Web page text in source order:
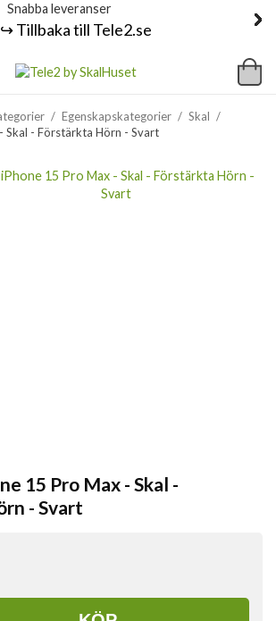
Snabba leveranser
↪️ Tillbaka till Tele2.se
/ Egenskapskategorier / Skal /
Skal - Förstärkta Hörn - Svart
15 Pro Max - Skal -
- Svart